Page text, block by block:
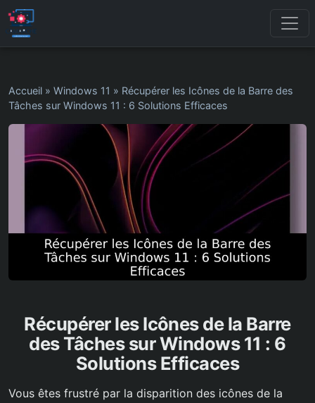
Accueil » Windows 11 » Récupérer les Icônes de la Barre des
Tâches sur Windows 11 : 6 Solutions Efficaces
Récupérer les Icônes de la Barre
des Tâches sur Windows 11 : 6
Solutions Efficaces
Vous êtes frustré par la disparition des icônes de la